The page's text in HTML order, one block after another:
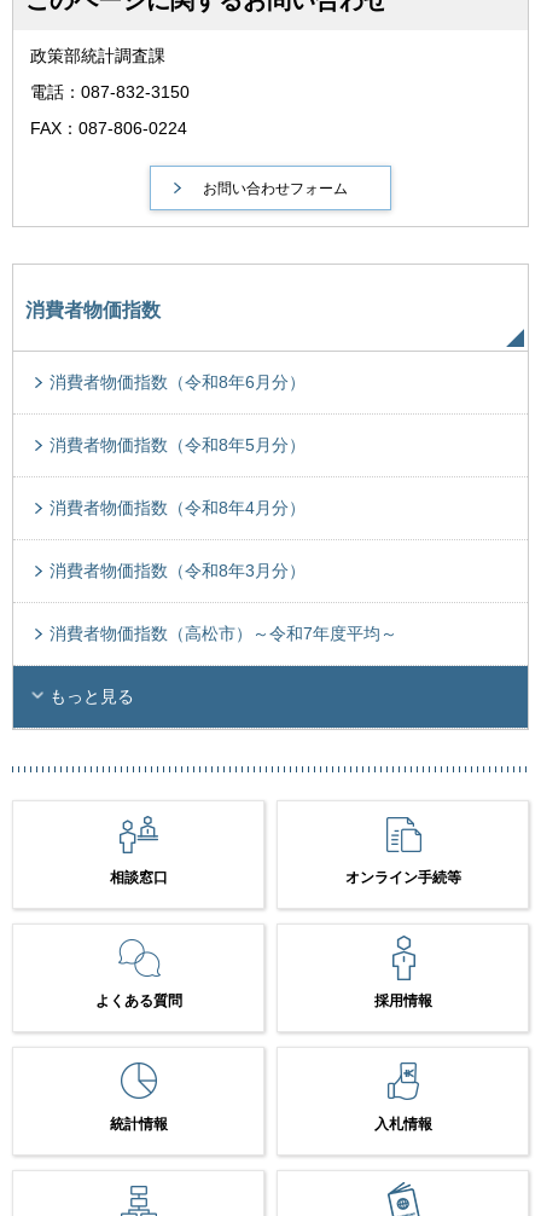
政策部統計調査課
電話：087-832-3150
FAX：087-806-0224
消費者物価指数
消費者物価指数（令和8年6月分）
消費者物価指数（令和8年5月分）
消費者物価指数（令和8年4月分）
消費者物価指数（令和8年3月分）
消費者物価指数（高松市）～令和7年度平均～
もっと見る
相談窓口 オンライン手続等
よくある質問 採用情報
統計情報 入札情報